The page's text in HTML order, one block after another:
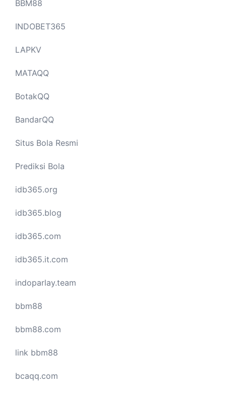
BBM88
INDOBET365
LAPKV
MATAQQ
BotakQQ
BandarQQ
Situs Bola Resmi
Prediksi Bola
idb365.org
idb365.blog
idb365.com
idb365.it.com
indoparlay.team
bbm88
bbm88.com
link bbm88
bcaqq.com